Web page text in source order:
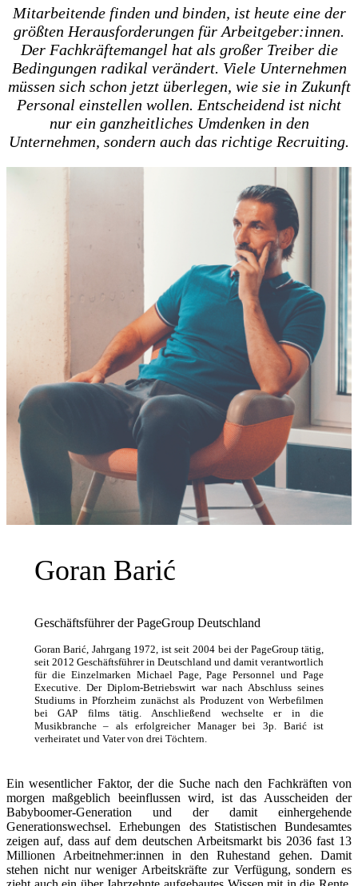
Mitarbeitende finden und binden, ist heute eine der
größten Herausforderungen für Arbeitgeber:innen.
Der Fachkräftemangel hat als großer Treiber die
Bedingungen radikal verändert. Viele Unternehmen
müssen sich schon jetzt überlegen, wie sie in Zukunft
Personal einstellen wollen. Entscheidend ist nicht
nur ein ganzheitliches Umdenken in den
Unternehmen, sondern auch das richtige Recruiting.
Goran Barić
Geschäftsführer der PageGroup Deutschland
Goran Barić, Jahrgang 1972, ist seit 2004 bei der PageGroup tätig,
seit 2012 Geschäftsführer in Deutschland und damit verantwortlich
für die Einzelmarken Michael Page, Page Personnel und Page
Executive. Der Diplom-Betriebswirt war nach Abschluss seines
Studiums in Pforzheim zunächst als Produzent von Werbefilmen
bei GAP films tätig. Anschließend wechselte er in die
Musikbranche – als erfolgreicher Manager bei 3p. Barić ist
verheiratet und Vater von drei Töchtern.
Ein wesentlicher Faktor, der die Suche nach den Fachkräften von
morgen maßgeblich beeinflussen wird, ist das Ausscheiden der
Babyboomer-Generation und der damit einhergehende
Generationswechsel. Erhebungen des Statistischen Bundesamtes
zeigen auf, dass auf dem deutschen Arbeitsmarkt bis 2036 fast 13
Millionen Arbeitnehmer:innen in den Ruhestand gehen. Damit
stehen nicht nur weniger Arbeitskräfte zur Verfügung, sondern es